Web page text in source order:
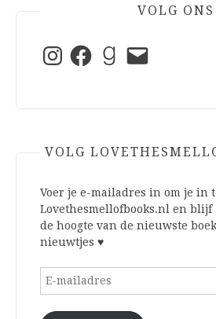
VOLG ONS
InstagramFacebookGoodreads
E-
mail
VOLG
Voer je e-mailadres in om je in
Lovethesmellofbooks.nl en blijf
de hoogte van de nieuwste
nieuwtjes ♥
E-